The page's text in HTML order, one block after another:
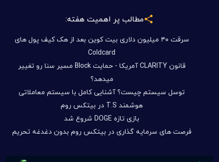
مطالب پر اهمیت هفته:
سرقت ۴۰ میلیون دلاری بیت کوین بعد از هک کیف پول های
Coldcard
قانون CLARITY آمریکا - حمایت Block مسیر سنا رو تغییر
میدهد؟
توسل سیستم چیست؟ آشنایی کامل با سیستم معاملاتی
هوشمند T.S در بیتکس روم
بازی تازه DOGE شروع شد
فرصت های سرمایه گذاری در بیتکس روم بدون دغدغه تحریم